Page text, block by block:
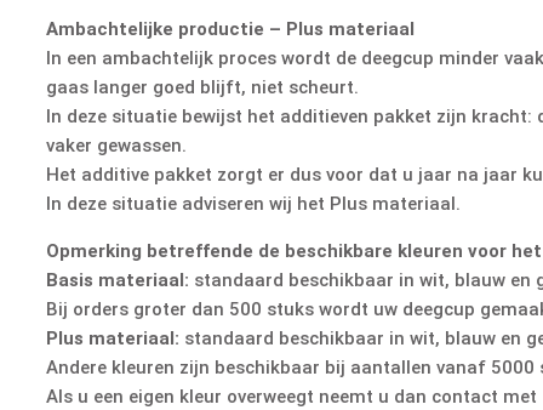
Ambachtelijke productie – Plus materiaal
In een ambachtelijk proces wordt de deegcup minder
gaas langer goed blijft, niet scheurt.
In deze situatie bewijst het additieven pakket zijn
vaker gewassen.
Het additive pakket zorgt er dus voor dat u jaar na jaar
In deze situatie adviseren wij het Plus materiaal.
Opmerking betreffende de beschikbare kleuren voor
Basis materiaal: standaard beschikbaar in wit, blauw en
Bij orders groter dan 500 stuks wordt uw deegcup
Plus materiaal: standaard beschikbaar in wit, blauw en
Andere kleuren zijn beschikbaar bij aantallen vanaf 5000
Als u een eigen kleur overweegt neemt u dan contact